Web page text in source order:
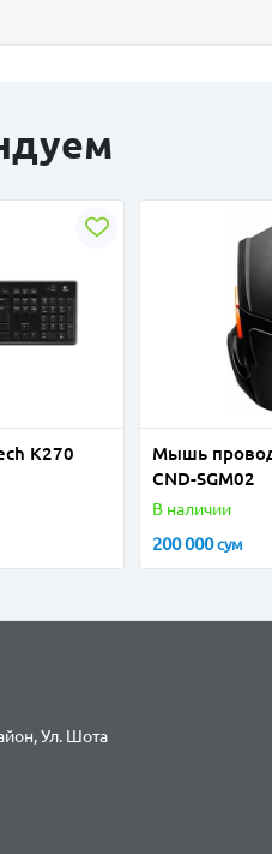
K270
Мышь
CND-SGM02
В наличии
200 000сум
Ул. Шота